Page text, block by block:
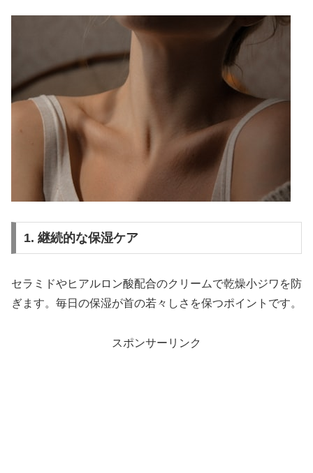
1. 継続的な保湿ケア
セラミドやヒアルロン酸配合のクリームで乾燥小ジワを防
ぎます。毎日の保湿が首の若々しさを保つポイントです。
スポンサーリンク